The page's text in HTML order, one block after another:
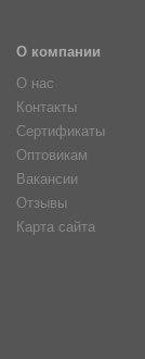
О компании
О нас
Контакты
Сертификаты
Оптовикам
Вакансии
Отзывы
Карта сайта